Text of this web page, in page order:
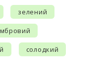
зелений
солодкий